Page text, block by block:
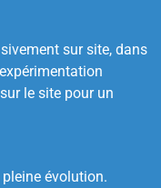
sur site, dans
le site pour un
évolution.